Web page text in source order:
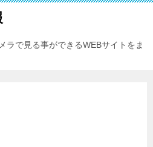
ラで見る事ができるWEBサイトをま